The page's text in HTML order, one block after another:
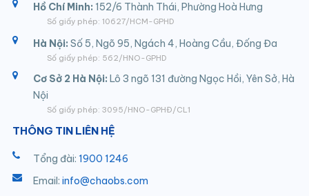
Hồ Chí Minh: 152/6 Thành Thái, Phường Hoà Hưng
Số giấy phép: 10627/HCM-GPHD
Hà Nội: Số 5, Ngõ 95, Ngách 4, Hoàng Cầu, Đống Đa
Số giấy phép: 562/HNO-GPHD
Cơ Sở 2 Hà Nội: Lô 3 ngõ 131 đường Ngọc Hồi, Yên Sở, Hà
Nội
Số giấy phép: 3095/HNO-GPHĐ/CL1
THÔNG TIN LIÊN HỆ
Tổng đài: 1900 1246
Email: info@chaobs.com